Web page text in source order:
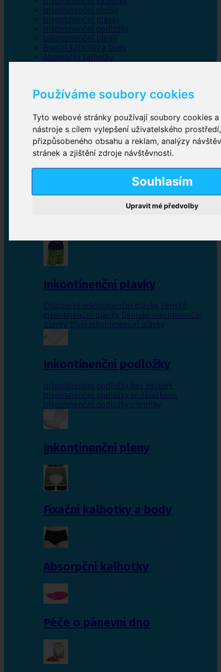
Používáme soubory cookies
Tyto webové stránky používají soubory cookies
nástroje s cílem vylepšení uživatelského
přizpůsobeného obsahu a reklam, analýzy
stránek a zjištění zdroje návštěvnosti.
Souhlasím
Upravit mé předvolby
Inkontinenční vložky
Inkontinenční plavky
Inkontinenční podložky
Inkontinenční pleny
Fixační kalhotky a body
Absorpční kalhotky
Inkontinenční kalhotky
Plenkové kalhotky navlékací,Plenkové kalhotky
zalepovací,Inkontinenční kalhotky dámské
Inkontinenční vložky
Inkontinenční plavky
Chlapecké inkontinenční plavky, Pánské
inkontinenční plavky, Dámské inkontinenční
plavky, Dívčí inkontinenční plavky
Inkontinenční podložky
Inkontinenční podložky bez záložek,
Inkontinenční podložky se záložkami,
Inkontinenční podložky s lepítky
Inkontinenční pleny
Fixační kalhotky a body
Absorpční kalhotky
Péče o pánevní dno